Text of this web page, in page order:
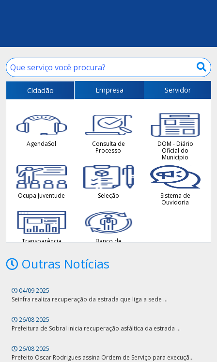
Cidadão Empresa Servidor
AgendaSol
Consulta de
Processo
DOM - Diário
Oficial do
Município
Ocupa Juventude Seleção
Sistema de
Ouvidoria
Transparência
Banco de
Outras Notícias
04/09 2025
Seinfra realiza recuperação da estrada que liga a sede ...
26/08 2025
Prefeitura de Sobral inicia recuperação asfáltica da estrada ...
26/08 2025
Prefeito Oscar Rodrigues assina Ordem de Serviço para execuçã...